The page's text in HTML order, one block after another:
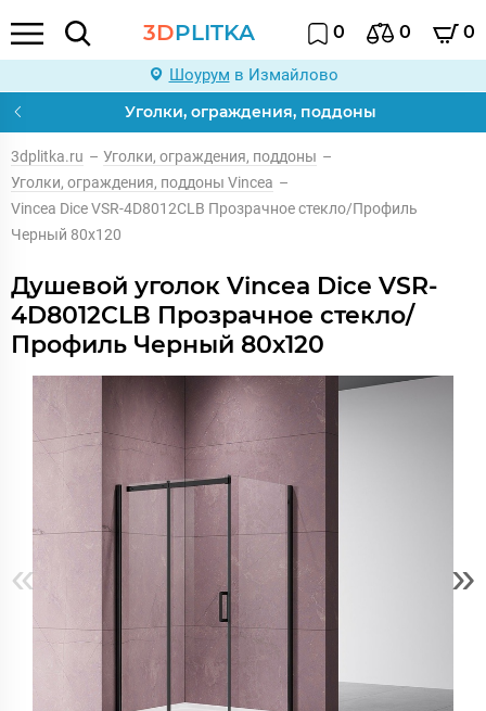
3DPLITKA 0 0 0
Шоурум в Измайлово
Уголки, ограждения, поддоны
3dplitka.ru – Уголки, ограждения, поддоны –
Уголки, ограждения, поддоны Vincea –
Vincea Dice VSR-4D8012CLB Прозрачное стекло/Профиль
Черный 80х120
Душевой уголок Vincea Dice VSR-
4D8012CLB Прозрачное стекло/
Профиль Черный 80х120
« »